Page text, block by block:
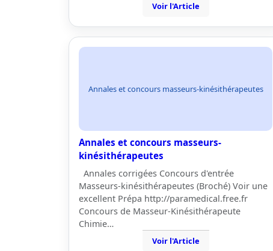
Voir l'Article
Annales et concours masseurs-kinésithérapeutes
Annales et concours masseurs-
kinésithérapeutes
Annales corrigées Concours d'entrée
Masseurs-kinésithérapeutes (Broché) Voir une
excellent Prépa http://paramedical.free.fr
Concours de Masseur-Kinésithérapeute
Chimie…
Voir l'Article